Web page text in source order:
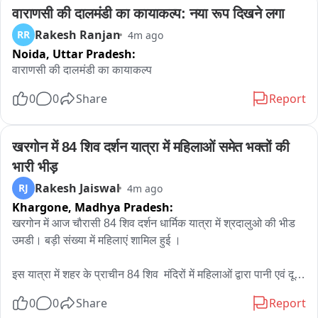
लोक शिक्षण संचालनालय
ने जारी किया आदेश
जिला शिक्षा अधिकारियों को जारी किया गया आदेश
*शिक्षकों के बाद अब स्टूडेंट्स की भी लेगी ऑनलाइन हाजरी*
कक्षा में छात्रों की कम उपस्थिति को लेकर जारी किया गया
DPI कक्षा 9 से 12 वीं तक ऑनलाइन अटेंडेंस लगाना अनिवार्य
लगातार अनुपस्थित स्टूडेंट्स के माता-पिता से संपर्क किया जाएगा
छात्रों की रोज़ाना अटेंडेंस 'एजुकेशन पोर्टल 3.0' के ज़रिए ऑनलाइन दर्ज
करें : DPI
इस्तेमाल करके छात्रों को 'प्रेज़ेंट', 'एब्सेंट' या 'ऑन लीव' के तौर पर मार्क
करेंगे
वाराणसी की दालमंडी का कायाकल्प: नया रूप दिखने लगा
RR Rakesh Ranjan 4m ago
Noida, Uttar Pradesh:
वाराणसी की दालमंडी का कायाकल्प
0 0 Share Report
खरगोन में 84 शिव दर्शन यात्रा में महिलाओं समेत भक्तों की
भारी भीड़
RJ Rakesh Jaiswal 4m ago
Khargone, Madhya Pradesh:
खरगोन में आज चौरासी 84 शिव दर्शन धार्मिक यात्रा में श्रदालुओ की भीड
उमडी। बड़ी संख्या में महिलाएं शामिल हुई ।
इस यात्रा में शहर के प्राचीन 84 शिव  मंदिरों में महिलाओं द्वारा पानी एवं दूध
हजारों भक्तों की टोली में पांच हजार से अधिक महिलाएं भजन एवं नाचते गाते
0 0 Share Report